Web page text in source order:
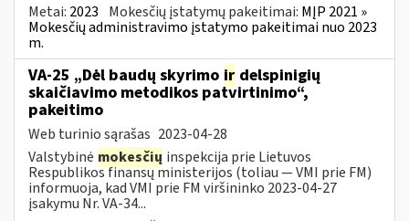
Metai: 2023 Mokesčių įstatymų pakeitimai: MĮP 2021 »
Mokesčių administravimo įstatymo pakeitimai nuo 2023
m.
VA-25 „Dėl baudų skyrimo ir delspinigių
skaičiavimo metodikos patvirtinimo“,
pakeitimo
Web turinio sąrašas 2023-04-28
Valstybinė mokesčių inspekcija prie Lietuvos
Respublikos finansų ministerijos (toliau ― VMI prie FM)
informuoja, kad VMI prie FM viršininko 2023-04-27
įsakymu Nr. VA-34...